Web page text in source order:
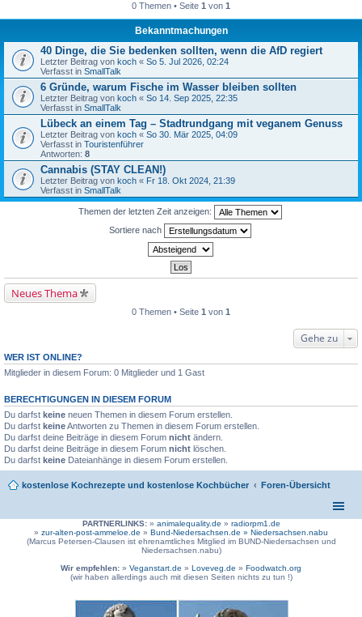
0 Themen • Seite 1 von 1
Bekanntmachungen
40 Dinge, die Sie bedenken sollten, wenn die AfD regiert
Letzter Beitrag von koch « So 5. Jul 2026, 02:24
Verfasst in SmallTalk
6 Gründe, warum Fische im Wasser bleiben sollten
Letzter Beitrag von koch « So 14. Sep 2025, 22:35
Verfasst in SmallTalk
Lübeck an einem Tag – Stadtrundgang mit veganem Genuss
Letzter Beitrag von koch « So 30. Mär 2025, 04:09
Verfasst in Touristenführer
Antworten: 8
Cannabis (STAY CLEAN!)
Letzter Beitrag von koch « Fr 18. Okt 2024, 21:39
Verfasst in SmallTalk
Themen der letzten Zeit anzeigen:
Sortiere nach
Neues Thema
0 Themen • Seite 1 von 1
Gehe zu
WER IST ONLINE?
Mitglieder in diesem Forum: 0 Mitglieder und 1 Gast
BERECHTIGUNGEN IN DIESEM FORUM
Du darfst keine neuen Themen in diesem Forum erstellen.
Du darfst keineAntworten zu Themen in diesem Forum erstellen.
Du darfst deine Beiträge in diesem Forum nicht ändern.
Du darfst deine Beiträge in diesem Forum nicht löschen.
Du darfst keine Dateianhänge in diesem Forum erstellen.
kostenlose Kochrezepte und kostenlose Kochbücher Foren-Übersicht
PARTNERLINKS:» animalequality.de » radiorpm1.de
» zur-alten-post-ammeloe.de » Bund-Niedersachsen.de » Niedersachsen.nabu
(Marcus Petersen-Clausen ist ehrenamtliches Mitglied im BUND-Niedersachsen und
Niedersachsen.nabu)
Wir empfehlen: » Veganstart.de » Loveveg.de » Foodwatch.org
(wir haben allerdings auch mit diesen Seiten nichts zu tun !)